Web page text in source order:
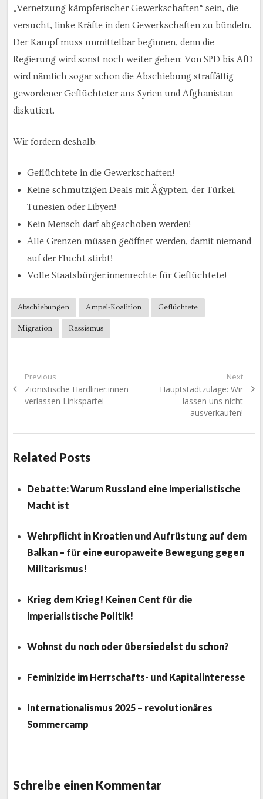
„Vernetzung kämpferischer Gewerkschaften“ sein, die
versucht, linke Kräfte in den Gewerkschaften zu bündeln.
Der Kampf muss unmittelbar beginnen, denn die
Regierung wird sonst noch weiter gehen: Von SPD bis AfD
wird nämlich sogar schon die Abschiebung straffällig
gewordener Geflüchteter aus Syrien und Afghanistan
diskutiert.
Wir fordern deshalb:
Geflüchtete in die Gewerkschaften!
Keine schmutzigen Deals mit Ägypten, der Türkei,
Tunesien oder Libyen!
Kein Mensch darf abgeschoben werden!
Alle Grenzen müssen geöffnet werden, damit niemand
auf der Flucht stirbt!
Volle Staatsbürger:innenrechte für Geflüchtete!
Abschiebungen Ampel-Koalition Geflüchtete
Migration Rassismus
Beitragsnavigation
Previous
Previous
post:
Zionistische Hardliner:innen
verlassen Linkspartei
Next
Next
Hauptstadtzulage: Wir
lassen uns nicht
ausverkaufen!
Related Posts
Debatte: Warum Russland eine imperialistische
Macht ist
Wehrpflicht in Kroatien und Aufrüstung auf dem
Balkan – für eine europaweite Bewegung gegen
Militarismus!
Krieg dem Krieg! Keinen Cent für die
imperialistische Politik!
Wohnst du noch oder übersiedelst du schon?
Feminizide im Herrschafts- und Kapitalinteresse
Internationalismus 2025 – revolutionäres
Sommercamp
Schreibe einen Kommentar